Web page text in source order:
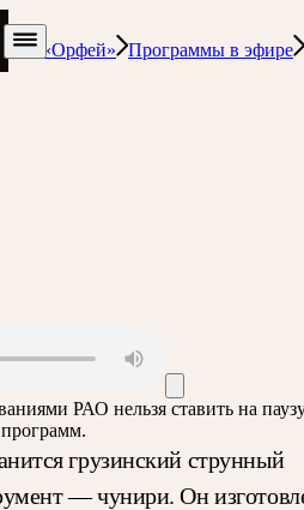
«Орфей»
Программы в эфире
РАО нельзя ставить на
грузинский струнный
— чунири. Он